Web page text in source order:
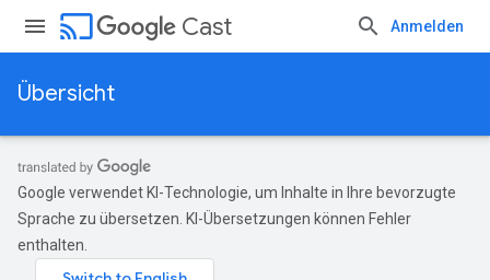
cast Cast Anmelden
Übersicht
Google verwendet KI-Technologie, um Inhalte in Ihre bevorzugte
Sprache zu übersetzen. KI-Übersetzungen können Fehler
enthalten.